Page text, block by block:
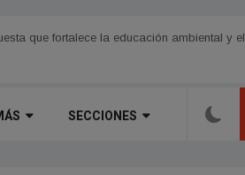
que fortalece la educación ambiental y el
SECCIONES